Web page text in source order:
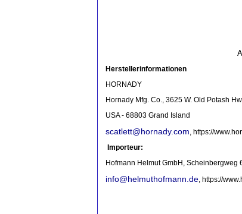
Herstellerinformationen
HORNADY
Hornady Mfg. Co., 3625 W. Old Potash
USA - 68803 Grand Island
scatlett@hornady.com, https://
Importeur:
Hofmann Helmut GmbH, Scheinbergweg
info@helmuthofmann.de, https://